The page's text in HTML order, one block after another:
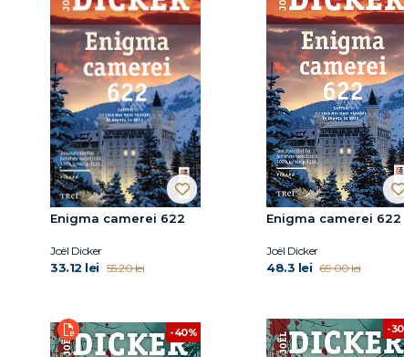
Enigma camerei 622
Joël Dicker
33.12 lei 55.20 lei
Enigma camerei 622
Joël Dicker
48.3 lei 69.00 lei
-40% -